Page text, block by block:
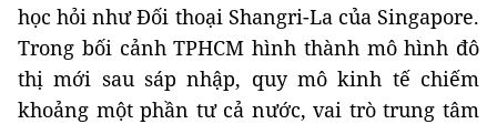
học hỏi như Đối thoại Shangri-La của Singapore.
Trong bối cảnh TPHCM hình thành mô hình đô
thị mới sau sáp nhập, quy mô kinh tế chiếm
khoảng một phần tư cả nước, vai trò trung tâm